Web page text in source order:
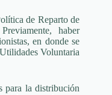
de Reparto de
Previamente, haber
en donde se
Voluntaria
para la distribución